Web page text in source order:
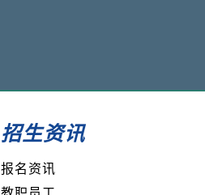
招生资讯
报名资讯